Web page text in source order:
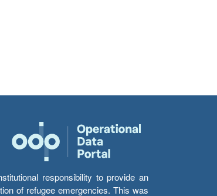
responsibility to provide an
of refugee emergencies. This was